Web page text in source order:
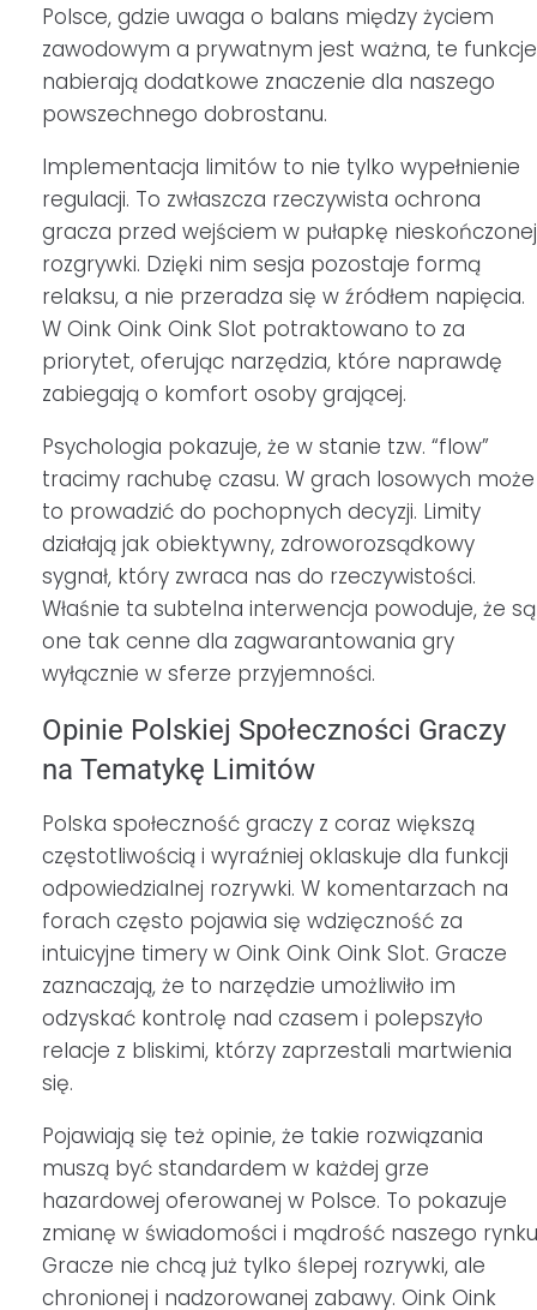
Polsce, gdzie uwaga o balans między życiem
zawodowym a prywatnym jest ważna, te funkcje
nabierają dodatkowe znaczenie dla naszego
powszechnego dobrostanu.
Implementacja limitów to nie tylko wypełnienie
regulacji. To zwłaszcza rzeczywista ochrona
gracza przed wejściem w pułapkę nieskończonej
rozgrywki. Dzięki nim sesja pozostaje formą
relaksu, a nie przeradza się w źródłem napięcia.
W Oink Oink Oink Slot potraktowano to za
priorytet, oferując narzędzia, które naprawdę
zabiegają o komfort osoby grającej.
Psychologia pokazuje, że w stanie tzw. “flow”
tracimy rachubę czasu. W grach losowych może
to prowadzić do pochopnych decyzji. Limity
działają jak obiektywny, zdroworozsądkowy
sygnał, który zwraca nas do rzeczywistości.
Właśnie ta subtelna interwencja powoduje, że są
one tak cenne dla zagwarantowania gry
wyłącznie w sferze przyjemności.
Opinie Polskiej Społeczności Graczy
na Tematykę Limitów
Polska społeczność graczy z coraz większą
częstotliwością i wyraźniej oklaskuje dla funkcji
odpowiedzialnej rozrywki. W komentarzach na
forach często pojawia się wdzięczność za
intuicyjne timery w Oink Oink Oink Slot. Gracze
zaznaczają, że to narzędzie umożliwiło im
odzyskać kontrolę nad czasem i polepszyło
relacje z bliskimi, którzy zaprzestali martwienia
się.
Pojawiają się też opinie, że takie rozwiązania
muszą być standardem w każdej grze
hazardowej oferowanej w Polsce. To pokazuje
zmianę w świadomości i mądrość naszego
Gracze nie chcą już tylko ślepej rozrywki, ale
chronionej i nadzorowanej zabawy. Oink Oink